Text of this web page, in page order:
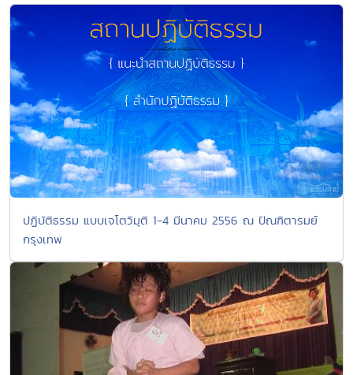
ปฏิบัติธรรม แบบเจโตวิมุติ 1-4 มีนาคม 2556 ณ ปัณฑิตารมย์
กรุงเทพ